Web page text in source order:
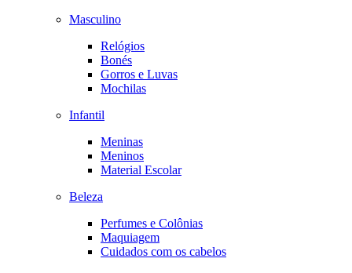
Masculino
Relógios
Bonés
Gorros e Luvas
Mochilas
Infantil
Meninas
Meninos
Material Escolar
Beleza
Perfumes e Colônias
Maquiagem
Cuidados com os cabelos